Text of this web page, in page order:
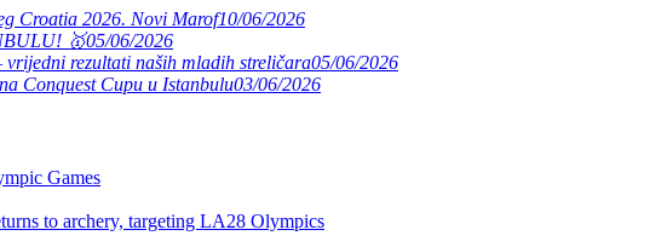
Croatia 2026. Novi Marof10/06/2026
🥇05/06/2026
vrijedni rezultati naših mladih streličara05/06/2026
Conquest Cupu u Istanbulu03/06/2026
Games
to archery, targeting LA28 Olympics